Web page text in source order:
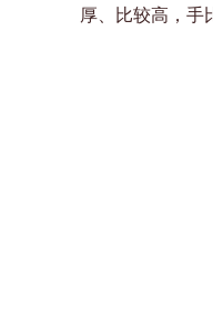
厚、比较高，手